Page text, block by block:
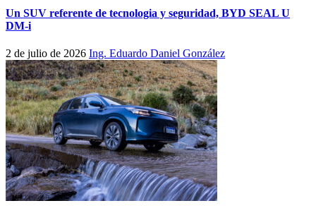
Un SUV referente de tecnologia y seguridad, BYD SEAL U
DM-i
2 de julio de 2026 Ing. Eduardo Daniel González